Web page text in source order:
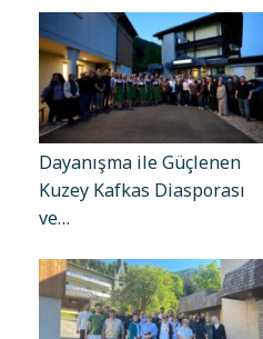
Dayanışma ile Güçlenen
Kuzey Kafkas Diasporası
ve…